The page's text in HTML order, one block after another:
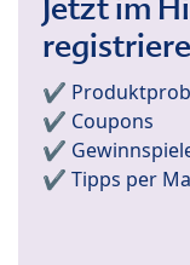
Jetzt im
✔️
✔️ Coupons
✔️
✔️ Tipps per